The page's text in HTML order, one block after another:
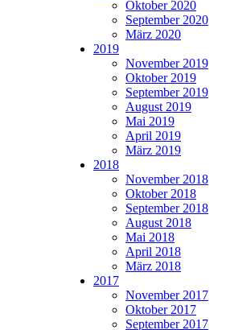
Oktober 2020
September 2020
März 2020
2019
November 2019
Oktober 2019
September 2019
August 2019
Mai 2019
April 2019
März 2019
2018
November 2018
Oktober 2018
September 2018
August 2018
Mai 2018
April 2018
März 2018
2017
November 2017
Oktober 2017
September 2017